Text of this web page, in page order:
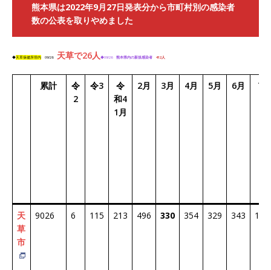
熊本県は2022年9月27日発表分から市町村別の感染者
数の公表を取りやめました
◆天草保健所管内 09/26 天草で26人 ◆09/26 熊本県内の新規感染者 412 人
累計
令
2
令3
令
和4
1月
2月 3月 4月 5月 6月 7月
天
草
市
9026 6 115 213 496 330 354 329 343